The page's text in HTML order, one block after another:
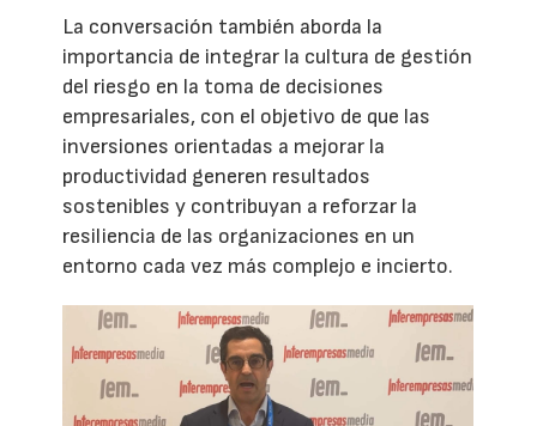
La conversación también aborda la
importancia de integrar la cultura de gestión
del riesgo en la toma de decisiones
empresariales, con el objetivo de que las
inversiones orientadas a mejorar la
productividad generen resultados
sostenibles y contribuyan a reforzar la
resiliencia de las organizaciones en un
entorno cada vez más complejo e incierto.